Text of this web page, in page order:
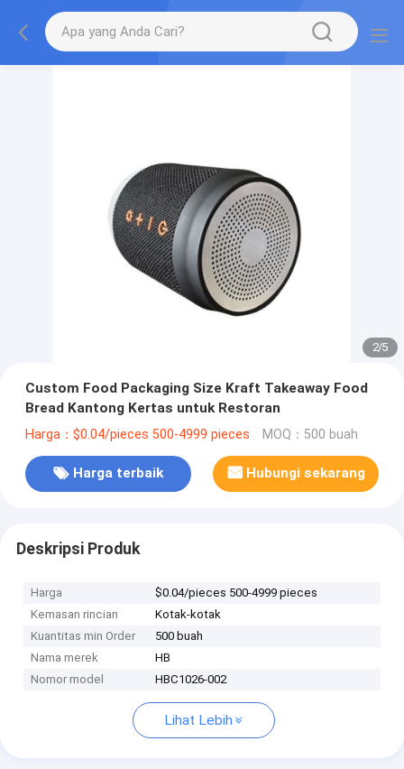
2/5
Custom Food Packaging Size Kraft Takeaway Food
Bread Kantong Kertas untuk Restoran
Harga：$0.04/pieces 500-4999 pieces MOQ：500 buah
Harga terbaik Hubungi sekarang
Deskripsi Produk
Harga
$0.04/pieces 500-4999 pieces
Kemasan rincian
Kotak-kotak
Kuantitas min Order
500 buah
Nama merek
HB
Nomor model
HBC1026-002
Lihat Lebih